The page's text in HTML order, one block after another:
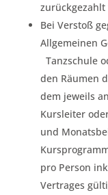
Bei Verstoß
Allgemeinen
Tanzschule
den Räumen
dem jeweils
Kursleiter
und
pro Person
Vertrages